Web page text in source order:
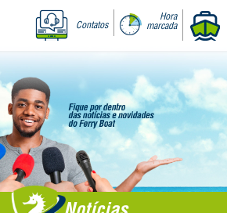
Contatos
Hora
marcada